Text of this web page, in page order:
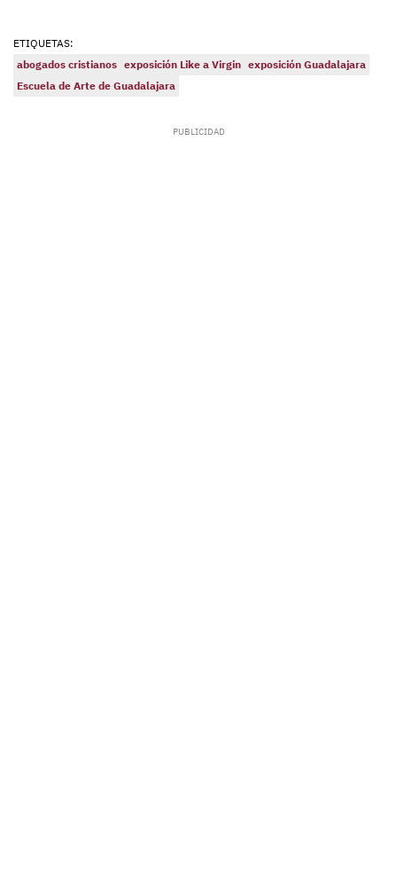
ETIQUETAS:
abogados cristianos exposición Like a Virgin exposición Guadalajara
Escuela de Arte de Guadalajara